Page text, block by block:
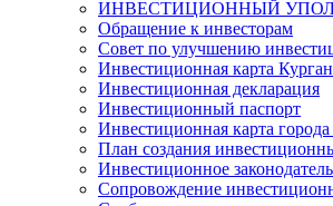
ИНВЕСТИЦИОННЫЙ
Обращение к инвесторам
Совет по улучшению
Инвестиционная карта
Инвестиционная декларация
Инвестиционный паспорт
Инвестиционная карта
План создания
Инвестиционное
Сопровождение